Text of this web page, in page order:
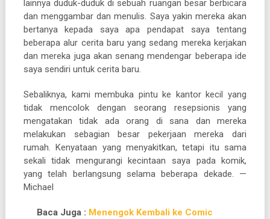
lainnya duduk-duduk di sebuah ruangan besar berbicara
dan menggambar dan menulis. Saya yakin mereka akan
bertanya kepada saya apa pendapat saya tentang
beberapa alur cerita baru yang sedang mereka kerjakan
dan mereka juga akan senang mendengar beberapa ide
saya sendiri untuk cerita baru.
Sebaliknya, kami membuka pintu ke kantor kecil yang
tidak mencolok dengan seorang resepsionis yang
mengatakan tidak ada orang di sana dan mereka
melakukan sebagian besar pekerjaan mereka dari
rumah. Kenyataan yang menyakitkan, tetapi itu sama
sekali tidak mengurangi kecintaan saya pada komik,
yang telah berlangsung selama beberapa dekade. —
Michael
Baca Juga : Menengok Kembali ke Comic